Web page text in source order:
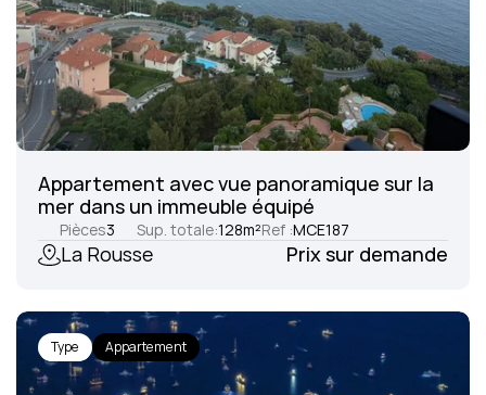
Appartement avec vue panoramique sur la
mer dans un immeuble équipé
Pièces3 Sup. totale:128m²Ref :MCE187
La Rousse Prix sur demande
Type Appartement